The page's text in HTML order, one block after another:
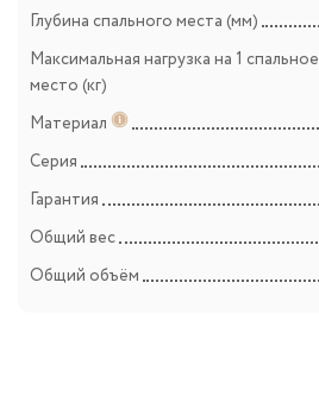
Глубина спального места (мм)
Максимальная нагрузка на 1 спальное
место (кг)
Материал
Серия
Гарантия
Общий вес
Общий объём